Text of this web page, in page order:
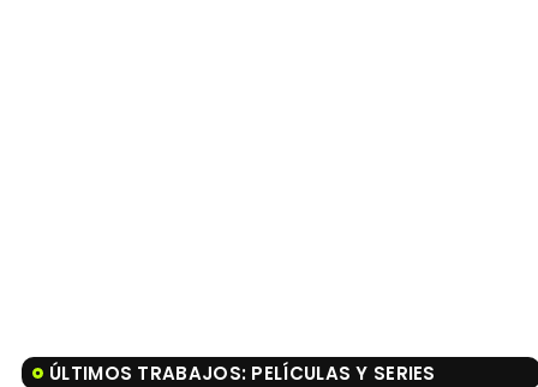
ÚLTIMOS TRABAJOS: PELÍCULAS Y SERIES